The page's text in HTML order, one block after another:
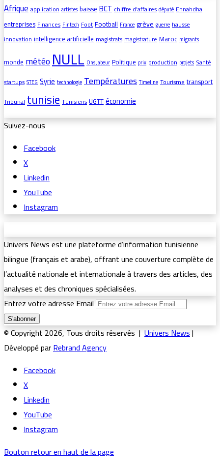
Afriqueapplication artistes baisseBCTchiffre d’affaires député Ennahdha
entreprisesFinances Fintech FootFootball France grève guerre hausse
innovationintelligence artificiellemagistratsmagistratureMaroc migrants
mondemétéoNULL Ons Jabeur Politique prix production projets Santé
startups STEG Syrie technologie Températures Timeline Tourismetransport
TribunaltunisieTunisiensUGTTéconomie
Suivez-nous
Facebook
X
Linkedin
YouTube
Instagram
Univers News est une plateforme d’information tunisienne
bilingue (français et arabe), offrant une couverture complète de
l’actualité nationale et internationale à travers des articles, des
analyses et des chroniques spécialisées.
Entrez votre adresse Email
© Copyright 2026, Tous droits réservés |Univers News|
Développé parRebrand Agency
Facebook
X
Linkedin
YouTube
Instagram
Bouton retour en haut de la page